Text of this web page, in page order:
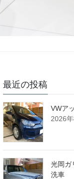
最近の投稿
VWア
2026
光岡ガ
洗車